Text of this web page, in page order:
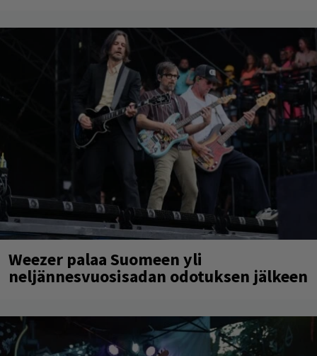
Weezer palaa Suomeen yli
neljännesvuosisadan odotuksen jälkeen